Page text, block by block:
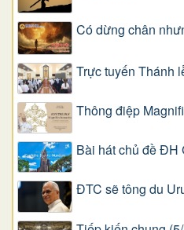
Có dừng chân
Trực tuyến Thánh
Thông điệp
Bài hát chủ đề ĐH
ĐTC sẽ tông du